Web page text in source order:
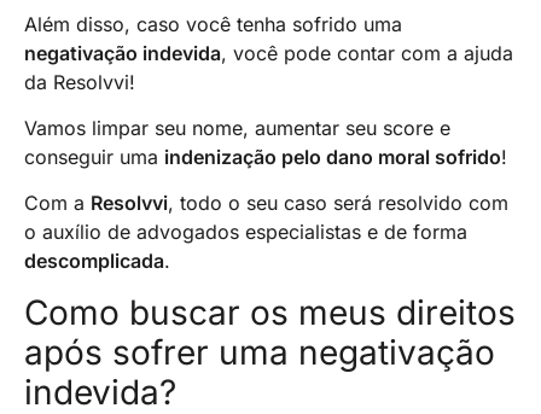
Além disso, caso você tenha sofrido uma
negativação indevida, você pode contar com a ajuda
da Resolvvi!
Vamos limpar seu nome, aumentar seu score e
conseguir uma indenização pelo dano moral sofrido!
Com a Resolvvi, todo o seu caso será resolvido com
o auxílio de advogados especialistas e de forma
descomplicada.
Como buscar os meus direitos
após sofrer uma negativação
indevida?